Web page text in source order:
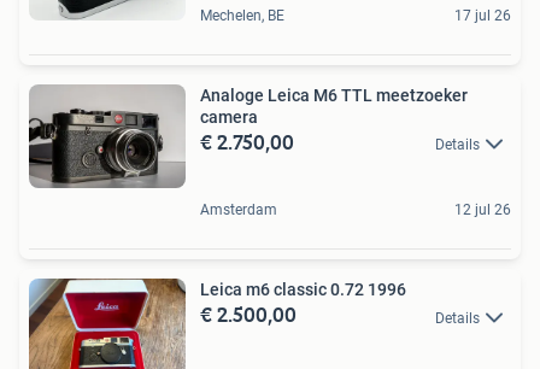
Mechelen, BE 17 jul 26
Analoge Leica M6 TTL meetzoeker
camera
€ 2.750,00 Details
Amsterdam 12 jul 26
Leica m6 classic 0.72 1996
€ 2.500,00 Details